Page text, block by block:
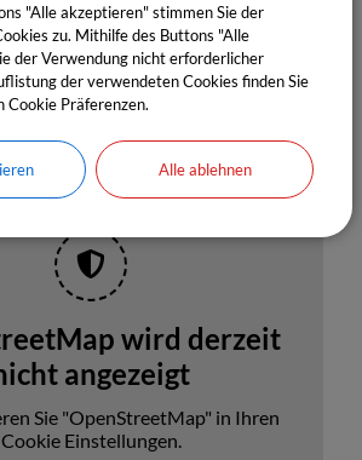
wird derzeit
angezeigt
Sie "OpenStreetMap" in Ihren
Cookie Einstellungen.
"Alle akzeptieren" stimmen Sie der
zu. Mithilfe des Buttons "Alle
der Verwendung nicht erforderlicher
der verwendeten Cookies finden Sie
Cookie Präferenzen.
Alle ablehnen